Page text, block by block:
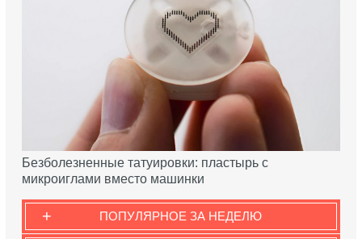
Безболезненные татуировки: пластырь с
микроиглами вместо машинки
ПОПУЛЯРНОЕ ЗА НЕДЕЛЮ
+